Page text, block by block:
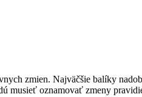
zmien. Najväčšie balíky
musieť oznamovať zmeny